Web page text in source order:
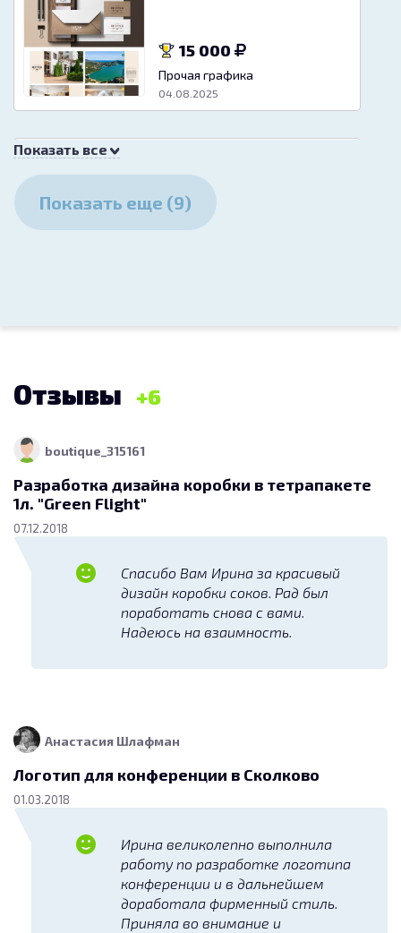
15 000
Прочая графика
04.08.2025
20 000
Прочая графика
Логотип для бренда одежды для
беременных и кормящих мам
Разработка логотипа, фирменного знака
15.11.2019
логотипа
25.10.2019
Показать все
Показать еще (9)
Отзывы 6
boutique_315161
Разработка дизайна коробки в тетрапакете
1л. "Green Flight"
07.12.2018
Спасибо Вам Ирина за красивый
дизайн коробки соков. Рад был
поработать снова с вами.
Надеюсь на взаимность.
Анастасия Шлафман
Логотип для конференции в Сколково
01.03.2018
Ирина великолепно выполнила
работу по разработке логотипа
конференции и в дальнейшем
доработала фирменный стиль.
Приняла во внимание и